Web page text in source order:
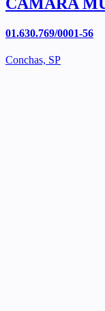
01.630.769/0001-56
Conchas, SP